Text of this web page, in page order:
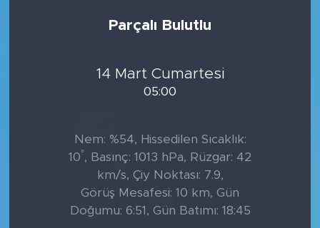
Parçalı Bulutlu
14 Mart Cumartesi
05:00
Nem: %54, Hissedilen Sıcaklık:
10°, Basınç: 1013 hPa, Rüzgar: 42
km/s, Çiy Noktası: 7.9,
Görüş Mesafesi: 10 km, Gün
Doğumu: 6:51, Gün Batımı: 18:45